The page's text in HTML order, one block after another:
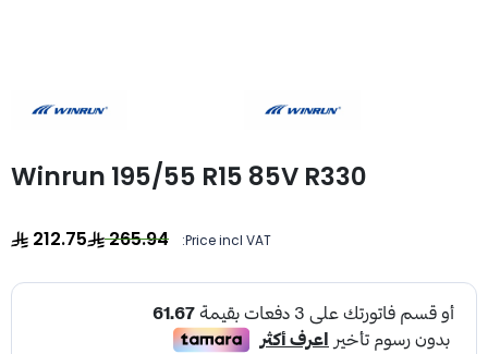
Winrun 195/55 R15 85V R330
Price incl VAT:
265.94
212.75